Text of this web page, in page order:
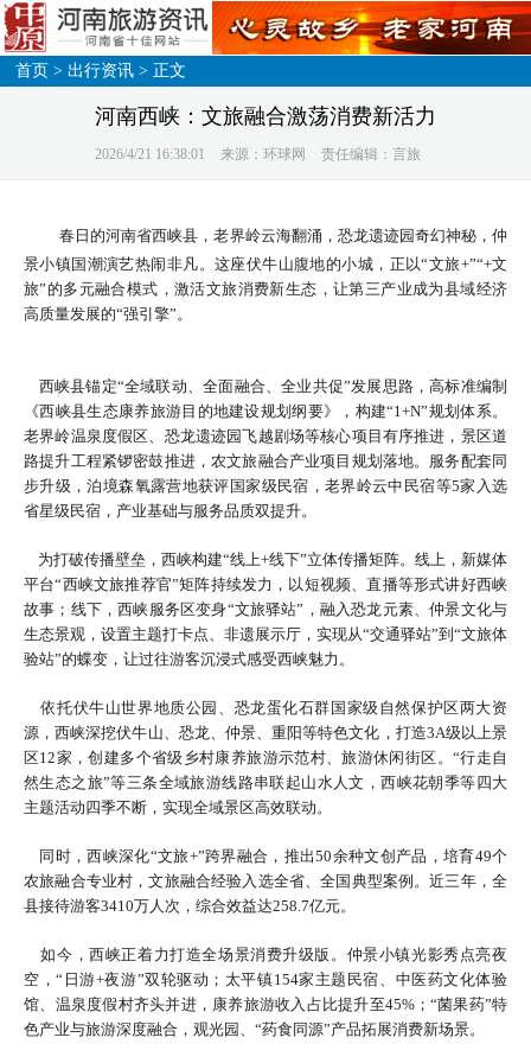
首页 >出行资讯 > 正文
河南西峡：文旅融合激荡消费新活力
2026/4/21 16:38:01 来源：环球网 责任编辑：言旅
春日的河南省西峡县，老界岭云海翻涌，恐龙遗迹园奇幻神秘，仲
景小镇国潮演艺热闹非凡。这座伏牛山腹地的小城，正以“文旅+”“+文
旅”的多元融合模式，激活文旅消费新生态，让第三产业成为县域经济
高质量发展的“强引擎”。
西峡县锚定“全域联动、全面融合、全业共促”发展思路，高标准编制
《西峡县生态康养旅游目的地建设规划纲要》，构建“1+N”规划体系。
老界岭温泉度假区、恐龙遗迹园飞越剧场等核心项目有序推进，景区道
路提升工程紧锣密鼓推进，农文旅融合产业项目规划落地。服务配套同
步升级，泊境森氧露营地获评国家级民宿，老界岭云中民宿等5家入选
省星级民宿，产业基础与服务品质双提升。
为打破传播壁垒，西峡构建“线上+线下”立体传播矩阵。线上，新媒体
平台“西峡文旅推荐官”矩阵持续发力，以短视频、直播等形式讲好西峡
故事；线下，西峡服务区变身“文旅驿站”，融入恐龙元素、仲景文化与
生态景观，设置主题打卡点、非遗展示厅，实现从“交通驿站”到“文旅体
验站”的蝶变，让过往游客沉浸式感受西峡魅力。
依托伏牛山世界地质公园、恐龙蛋化石群国家级自然保护区两大资
源，西峡深挖伏牛山、恐龙、仲景、重阳等特色文化，打造3A级以上景
区12家，创建多个省级乡村康养旅游示范村、旅游休闲街区。“行走自
然生态之旅”等三条全域旅游线路串联起山水人文，西峡花朝季等四大
主题活动四季不断，实现全域景区高效联动。
同时，西峡深化“文旅+”跨界融合，推出50余种文创产品，培育49个
农旅融合专业村，文旅融合经验入选全省、全国典型案例。近三年，全
县接待游客3410万人次，综合效益达258.7亿元。
如今，西峡正着力打造全场景消费升级版。仲景小镇光影秀点亮夜
空，“日游+夜游”双轮驱动；太平镇154家主题民宿、中医药文化体验
馆、温泉度假村齐头并进，康养旅游收入占比提升至45%；“菌果药”特
色产业与旅游深度融合，观光园、“药食同源”产品拓展消费新场景。